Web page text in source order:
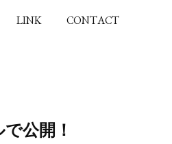
LINK CONTACT
公開！